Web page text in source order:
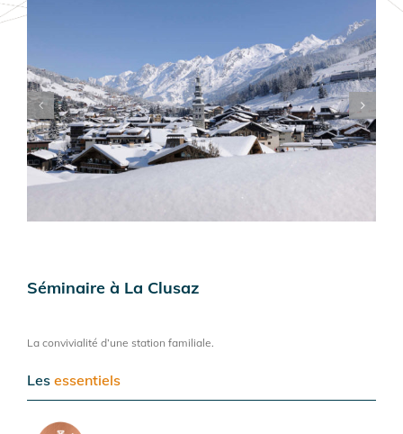
Séminaire à La Clusaz
La convivialité d’une station familiale.
Les essentiels